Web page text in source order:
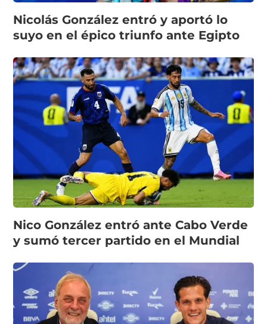
Nicolás González entró y aportó lo
suyo en el épico triunfo ante Egipto
Nico González entró ante Cabo Verde
y sumó tercer partido en el Mundial